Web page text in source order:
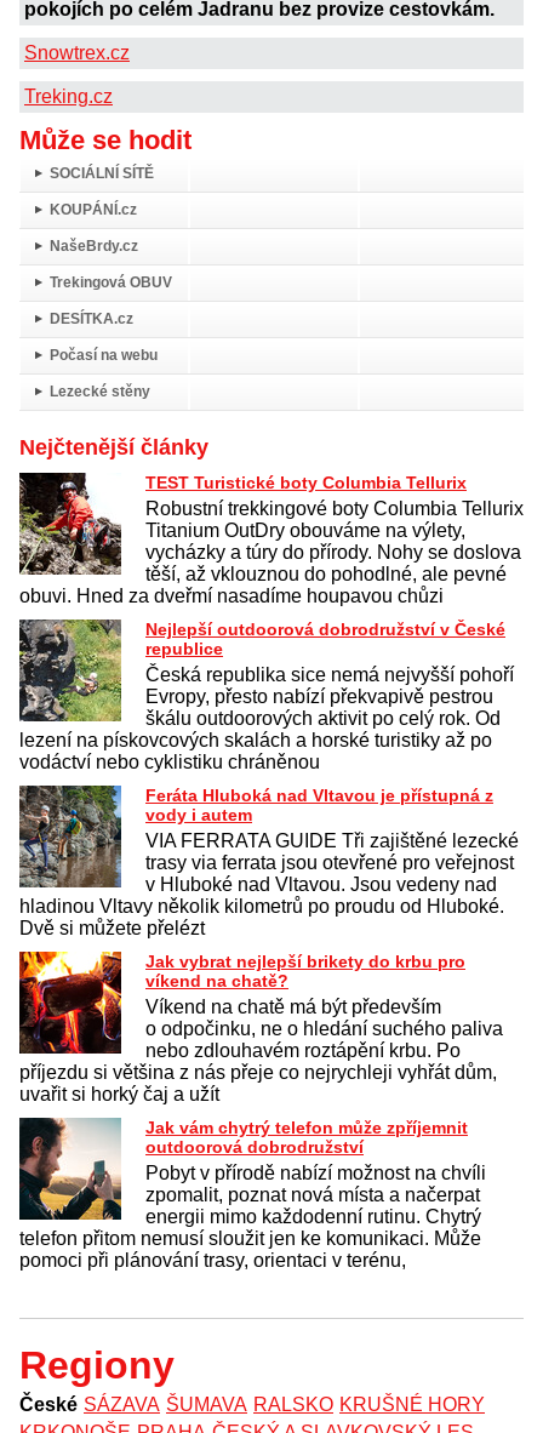
pokojích po celém Jadranu bez provize cestovkám.
Snowtrex.cz
Treking.cz
Může se hodit
SOCIÁLNÍ SÍTĚ
KOUPÁNÍ.cz
NašeBrdy.cz
Trekingová OBUV
DESÍTKA.cz
Počasí na webu
Lezecké stěny
Nejčtenější články
TEST Turistické boty Columbia Tellurix
Robustní trekkingové boty Columbia Tellurix
Titanium OutDry obouváme na výlety,
vycházky a túry do přírody. Nohy se doslova
těší, až vklouznou do pohodlné, ale pevné
obuvi. Hned za dveřmí nasadíme houpavou chůzi
Nejlepší outdoorová dobrodružství v České
republice
Česká republika sice nemá nejvyšší pohoří
Evropy, přesto nabízí překvapivě pestrou
škálu outdoorových aktivit po celý rok. Od
lezení na pískovcových skalách a horské turistiky až po
vodáctví nebo cyklistiku chráněnou
Feráta Hluboká nad Vltavou je přístupná z
vody i autem
VIA FERRATA GUIDE Tři zajištěné lezecké
trasy via ferrata jsou otevřené pro veřejnost
v Hluboké nad Vltavou. Jsou vedeny nad
hladinou Vltavy několik kilometrů po proudu od Hluboké.
Dvě si můžete přelézt
Jak vybrat nejlepší brikety do krbu pro
víkend na chatě?
Víkend na chatě má být především
o odpočinku, ne o hledání suchého paliva
nebo zdlouhavém roztápění krbu. Po
příjezdu si většina z nás přeje co nejrychleji vyhřát dům,
uvařit si horký čaj a užít
Jak vám chytrý telefon může zpříjemnit
outdoorová dobrodružství
Pobyt v přírodě nabízí možnost na chvíli
zpomalit, poznat nová místa a načerpat
energii mimo každodenní rutinu. Chytrý
telefon přitom nemusí sloužit jen ke komunikaci. Může
pomoci při plánování trasy, orientaci v terénu,
Regiony
České SÁZAVA ŠUMAVA RALSKO KRUŠNÉ HORY